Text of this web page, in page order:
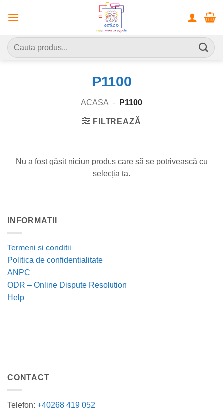
Caută
după:
P1100
ACASA - P1100
FILTREAZĂ
Nu a fost găsit niciun produs care să se potrivească cu
selecția ta.
INFORMATII
Termeni si conditii
Politica de confidentialitate
ANPC
ODR – Online Dispute Resolution
Help
CONTACT
Telefon: +40268 419 052